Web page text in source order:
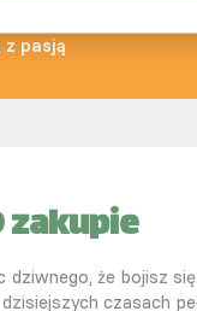
z pasją
zakupie
dziwnego, że bojisz
czasach